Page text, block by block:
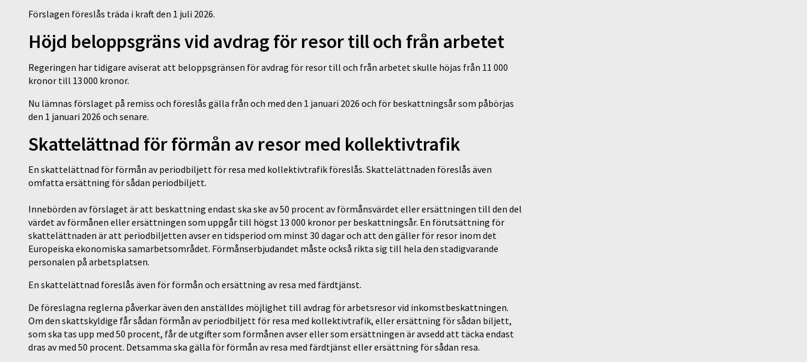
Förslagen föreslås träda i kraft den 1 juli 2026.
Höjd beloppsgräns vid avdrag för resor till och från arbetet
Regeringen har tidigare aviserat att beloppsgränsen för avdrag för resor till och från arbetet skulle höjas från 11 000
kronor till 13 000 kronor.
Nu lämnas förslaget på remiss och föreslås gälla från och med den 1 januari 2026 och för beskattningsår som påbörjas
den 1 januari 2026 och senare.
Skattelättnad för förmån av resor med kollektivtrafik
En skattelättnad för förmån av periodbiljett för resa med kollektivtrafik föreslås. Skattelättnaden föreslås även
omfatta ersättning för sådan periodbiljett.
Innebörden av förslaget är att beskattning endast ska ske av 50 procent av förmånsvärdet eller ersättningen till den del
värdet av förmånen eller ersättningen som uppgår till högst 13 000 kronor per beskattningsår. En förutsättning för
skattelättnaden är att periodbiljetten avser en tidsperiod om minst 30 dagar och att den gäller för resor inom det
Europeiska ekonomiska samarbetsområdet. Förmånserbjudandet måste också rikta sig till hela den stadigvarande
personalen på arbetsplatsen.
En skattelättnad föreslås även för förmån och ersättning av resa med färdtjänst.
De föreslagna reglerna påverkar även den anställdes möjlighet till avdrag för arbetsresor vid inkomstbeskattningen.
Om den skattskyldige får sådan förmån av periodbiljett för resa med kollektivtrafik, eller ersättning för sådan biljett,
som ska tas upp med 50 procent, får de utgifter som förmånen avser eller som ersättningen är avsedd att täcka endast
dras av med 50 procent. Detsamma ska gälla för förmån av resa med färdtjänst eller ersättning för sådan resa.